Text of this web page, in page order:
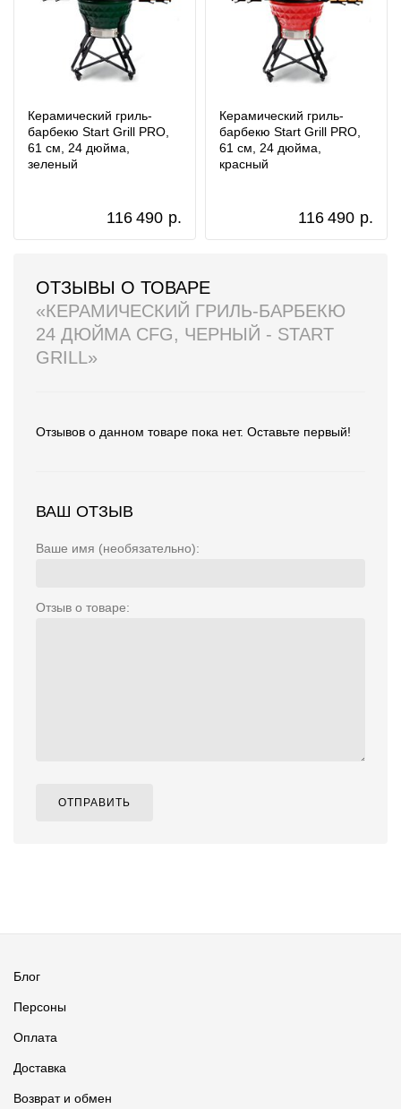
Керамический гриль-
барбекю Start Grill PRO,
61 см, 24 дюйма,
зеленый
116 490 р.
Керамический гриль-
барбекю Start Grill PRO,
61 см, 24 дюйма,
красный
116 490 р.
ОТЗЫВЫ О ТОВАРЕ
«КЕРАМИЧЕСКИЙ ГРИЛЬ-БАРБЕКЮ
24 ДЮЙМА CFG, ЧЕРНЫЙ - START
GRILL»
Отзывов о данном товаре пока нет. Оставьте первый!
ВАШ ОТЗЫВ
Ваше имя (необязательно):
Отзыв о товаре:
ОТПРАВИТЬ
Блог
Персоны
Оплата
Доставка
Возврат и обмен